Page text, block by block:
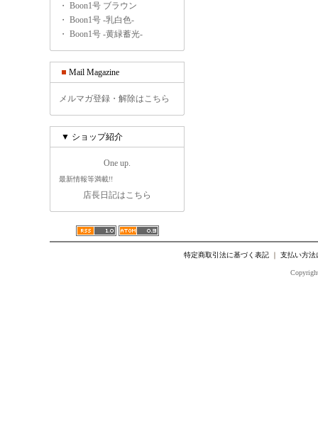
・ Boon1号 ブラウン
・ Boon1号 -乳白色-
・ Boon1号 -黄緑蓄光-
Mail Magazine
メルマガ登録・解除はこちら
▼ ショップ紹介
One up.
最新情報等満載!!
店長日記はこちら
特定商取引法に基づく表記｜ 支払い方法